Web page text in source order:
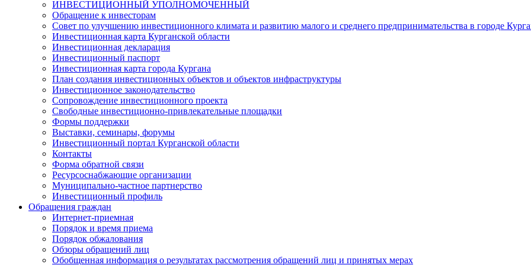
ИНВЕСТИЦИОННЫЙ УПОЛНОМОЧЕННЫЙ
Обращение к инвесторам
Совет по улучшению инвестиционного климата и развитию малого и среднего предпринимательства в городе
Инвестиционная карта Курганской области
Инвестиционная декларация
Инвестиционный паспорт
Инвестиционная карта города Кургана
План создания инвестиционных объектов и объектов инфраструктуры
Инвестиционное законодательство
Сопровождение инвестиционного проекта
Свободные инвестиционно-привлекательные площадки
Формы поддержки
Выставки, семинары, форумы
Инвестиционный портал Курганской области
Контакты
Форма обратной связи
Ресурсоснабжающие организации
Муниципально-частное партнерство
Инвестиционный профиль
Обращения граждан
Интернет-приемная
Порядок и время приема
Порядок обжалования
Обзоры обращений лиц
Обобщенная информация о результатах рассмотрения обращений лиц и принятых мерах